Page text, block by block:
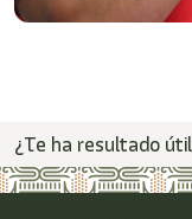
¿Te ha resultado